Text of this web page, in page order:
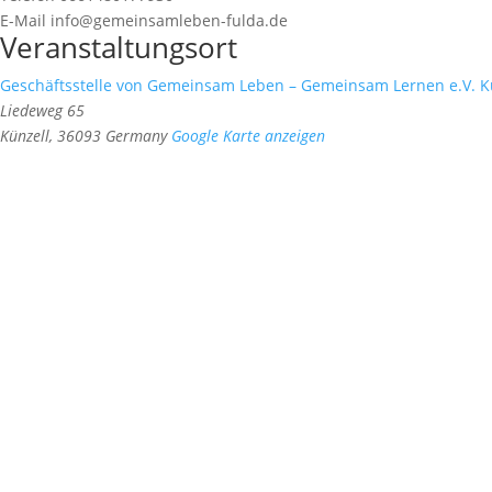
E-Mail info@gemeinsamleben-fulda.de
Veranstaltungsort
Geschäftsstelle von Gemeinsam Leben – Gemeinsam Lernen e.V.
Liedeweg 65
Künzell, 36093 Germany Google Karte anzeigen